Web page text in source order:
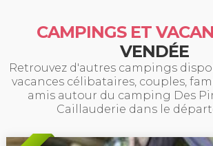
CAMPINGS ET
VENDÉE
Retrouvez d'autres campings
vacances célibataires, couples,
amis autour du camping Des
Caillauderie dans le